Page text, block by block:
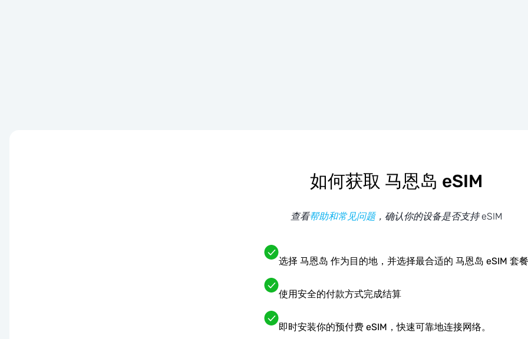
如何获取 马恩岛 eSIM
查看帮助和常见问题，确认你的设备是否支持 eSIM
选择 马恩岛 作为目的地，并选择最合适的 马恩岛 eSIM 套餐
使用安全的付款方式完成结算
即时安装你的预付费 eSIM，快速可靠地连接网络。